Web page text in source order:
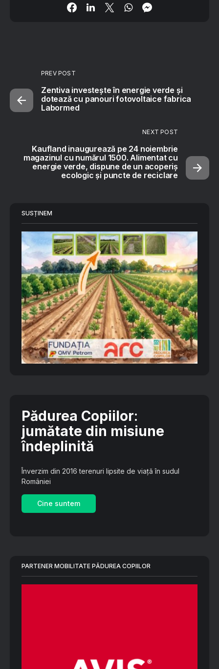
PREV POST
Zentiva investește în energie verde și
dotează cu panouri fotovoltaice fabrica
Labormed
NEXT POST
Kaufland inaugurează pe 24 noiembrie
magazinul cu numărul 1500. Alimentat cu
energie verde, dispune de un acoperiș
ecologic și puncte de reciclare
SUSȚINEM
Pădurea Copiilor:
jumătate din misiune
îndeplinită
Înverzim din 2016 terenuri lipsite de viață în sudul
României
Cine suntem
PARTENER MOBILITATE PĂDUREA COPIILOR